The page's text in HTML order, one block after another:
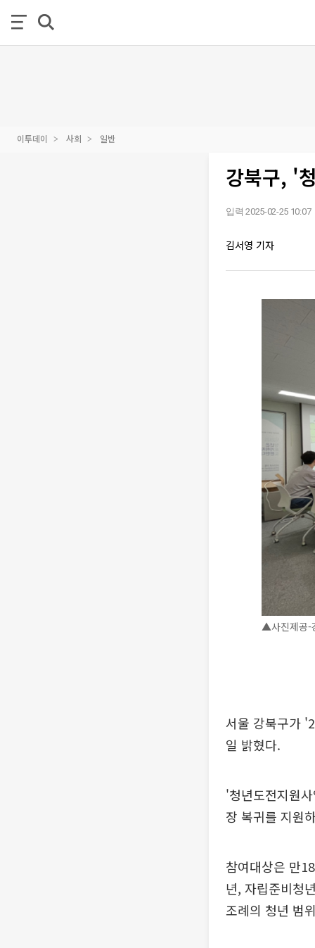
이투데이 사회 일반
강북구, '
입력 2025-02-25 10:07
김서영 기자
▲사진제공-
서울 강북구가
일 밝혔다.
'청년도전지원
장 복귀를 지원
참여대상은 만
년, 자립준비청
조례의 청년 범